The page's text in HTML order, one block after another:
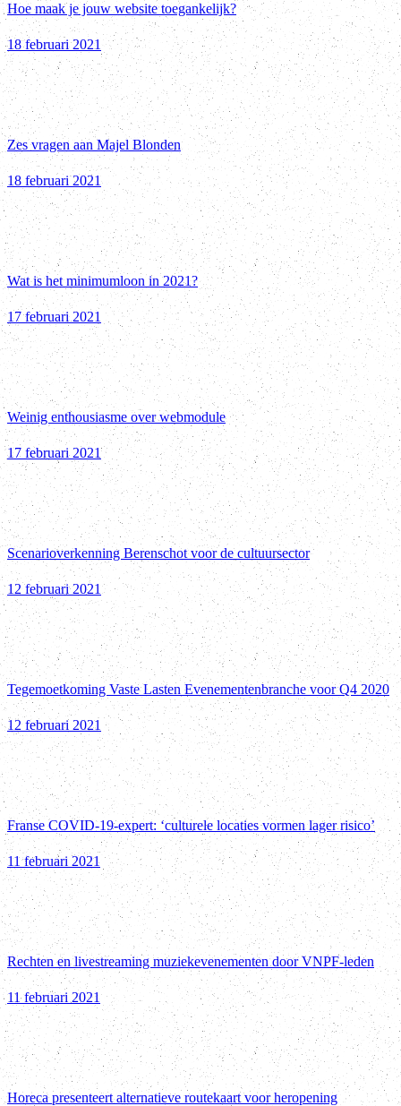
Hoe maak je jouw website toegankelijk?
18 februari 2021
Zes vragen aan Majel Blonden
18 februari 2021
Wat is het minimumloon in 2021?
17 februari 2021
Weinig enthousiasme over webmodule
17 februari 2021
Scenarioverkenning Berenschot voor de cultuursector
12 februari 2021
Tegemoetkoming Vaste Lasten Evenementenbranche voor Q4 2020
12 februari 2021
Franse COVID-19-expert: ‘culturele locaties vormen lager risico’
11 februari 2021
Rechten en livestreaming muziekevenementen door VNPF-leden
11 februari 2021
Horeca presenteert alternatieve routekaart voor heropening